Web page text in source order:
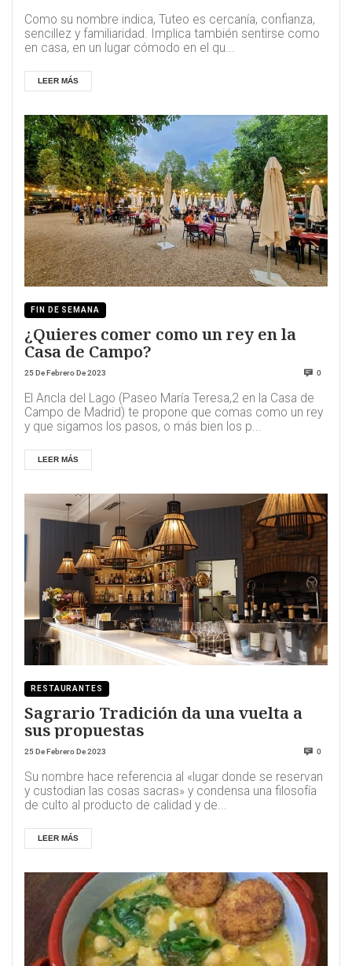
Como su nombre indica, Tuteo es cercanía, confianza,
sencillez y familiaridad. Implica también sentirse como
en casa, en un lugar cómodo en el qu...
LEER MÁS
FIN DE SEMANA
¿Quieres comer como un rey en la
Casa de Campo?
25 De Febrero De 2023 0
El Ancla del Lago (Paseo María Teresa,2 en la Casa de
Campo de Madrid) te propone que comas como un rey
y que sigamos los pasos, o más bien los p...
LEER MÁS
RESTAURANTES
Sagrario Tradición da una vuelta a
sus propuestas
25 De Febrero De 2023 0
Su nombre hace referencia al «lugar donde se reservan
y custodian las cosas sacras» y condensa una filosofía
de culto al producto de calidad y de...
LEER MÁS